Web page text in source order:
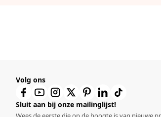
Volg ons
Sluit aan bij onze mailinglijst!